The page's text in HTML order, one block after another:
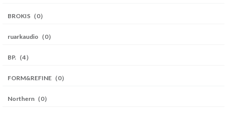
BROKIS（0）
ruarkaudio（0）
BP.（4）
FORM&REFINE（0）
Northern（0）